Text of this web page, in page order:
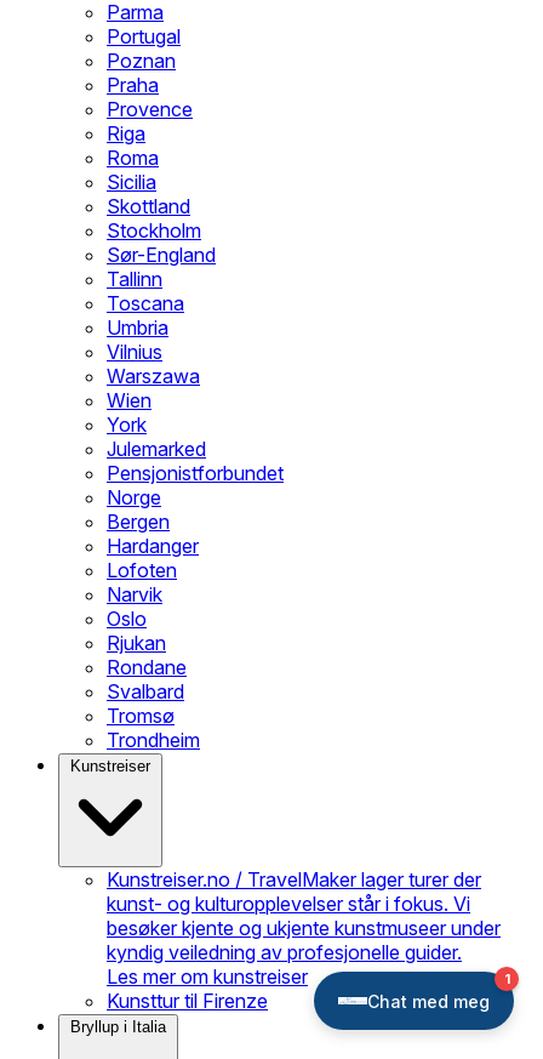
Parma
Portugal
Poznan
Praha
Provence
Riga
Roma
Sicilia
Skottland
Stockholm
Sør-England
Tallinn
Toscana
Umbria
Vilnius
Warszawa
Wien
York
Julemarked
Pensjonistforbundet
Norge
Bergen
Hardanger
Lofoten
Narvik
Oslo
Rjukan
Rondane
Svalbard
Tromsø
Trondheim
Kunstreiser
Kunstreiser.no / TravelMaker lager turer der
kunst- og kulturopplevelser står i fokus. Vi
besøker kjente og ukjente kunstmuseer under
kyndig veiledning av profesjonelle guider.
Les mer om kunstreiser
Kunsttur til Firenze
Bryllup i Italia